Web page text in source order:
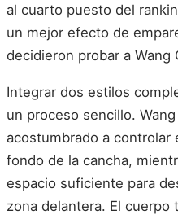
al cuarto puesto del
un mejor efecto de
decidieron probar a Wang
Integrar dos estilos
un proceso sencillo.
acostumbrado a
fondo de la cancha,
espacio suficiente para
zona delantera. El